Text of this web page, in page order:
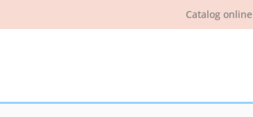
Catalog online